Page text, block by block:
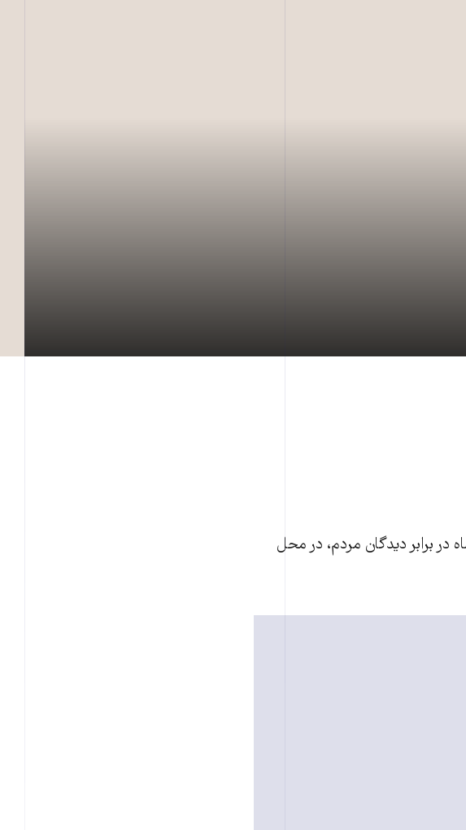
در برابر دیدگان مردم، در محل